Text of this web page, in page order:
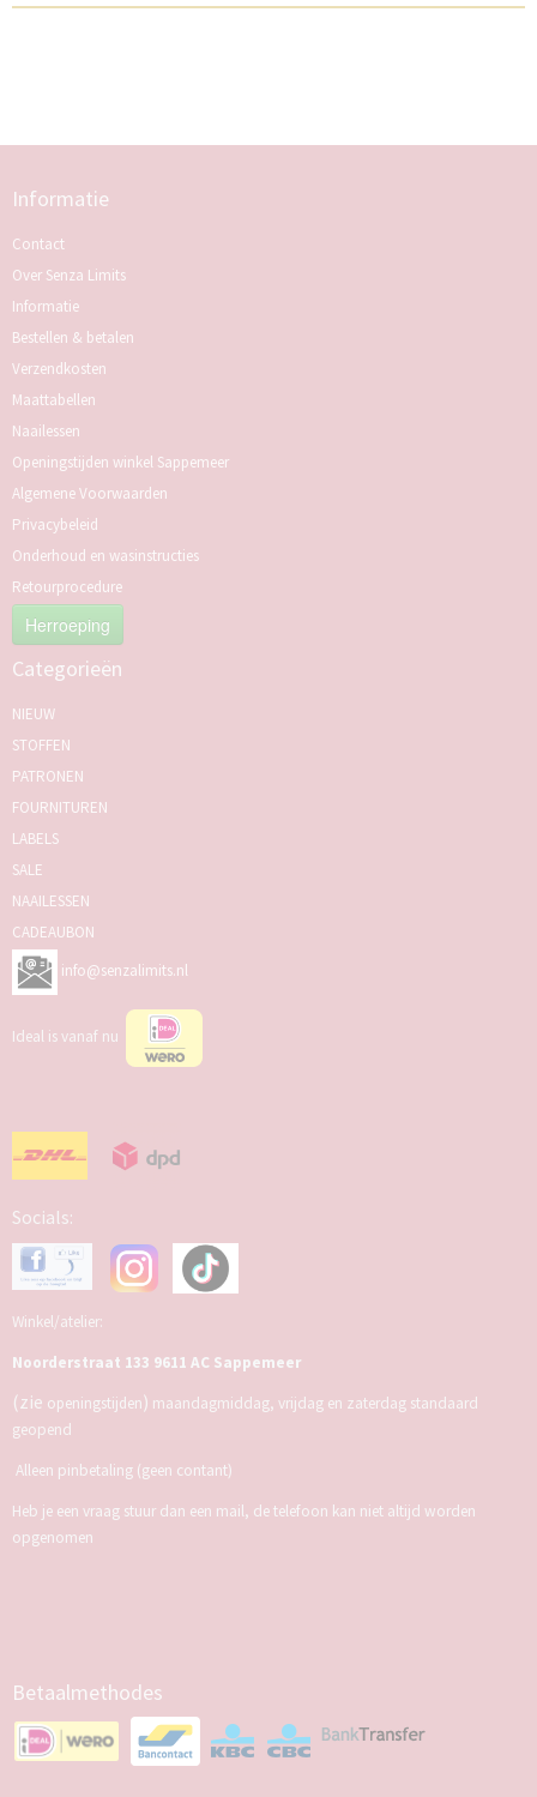
Informatie
Contact
Over Senza Limits
Informatie
Bestellen & betalen
Verzendkosten
Maattabellen
Naailessen
Openingstijden winkel Sappemeer
Algemene Voorwaarden
Privacybeleid
Onderhoud en wasinstructies
Retourprocedure
Herroeping
Categorieën
NIEUW
STOFFEN
PATRONEN
FOURNITUREN
LABELS
SALE
NAAILESSEN
CADEAUBON
info@senzalimits.nl
Ideal is vanaf nu
Socials:
Winkel/atelier:
Noorderstraat 133 9611 AC Sappemeer
(zie openingstijden) maandagmiddag, vrijdag en zaterdag standaard
geopend
Alleen pinbetaling (geen contant)
Heb je een vraag stuur dan een mail, de telefoon kan niet altijd worden
opgenomen
Betaalmethodes